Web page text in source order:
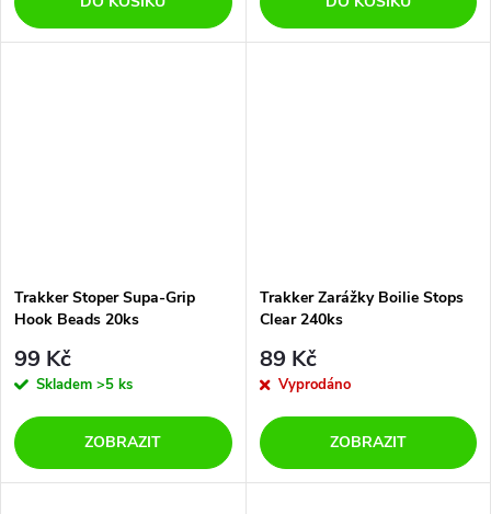
Trakker Stoper Supa-Grip
Hook Beads 20ks
99 Kč
Skladem >5 ks
ZOBRAZIT
Trakker Zarážky Boilie Stops
Clear 240ks
89 Kč
Vyprodáno
ZOBRAZIT